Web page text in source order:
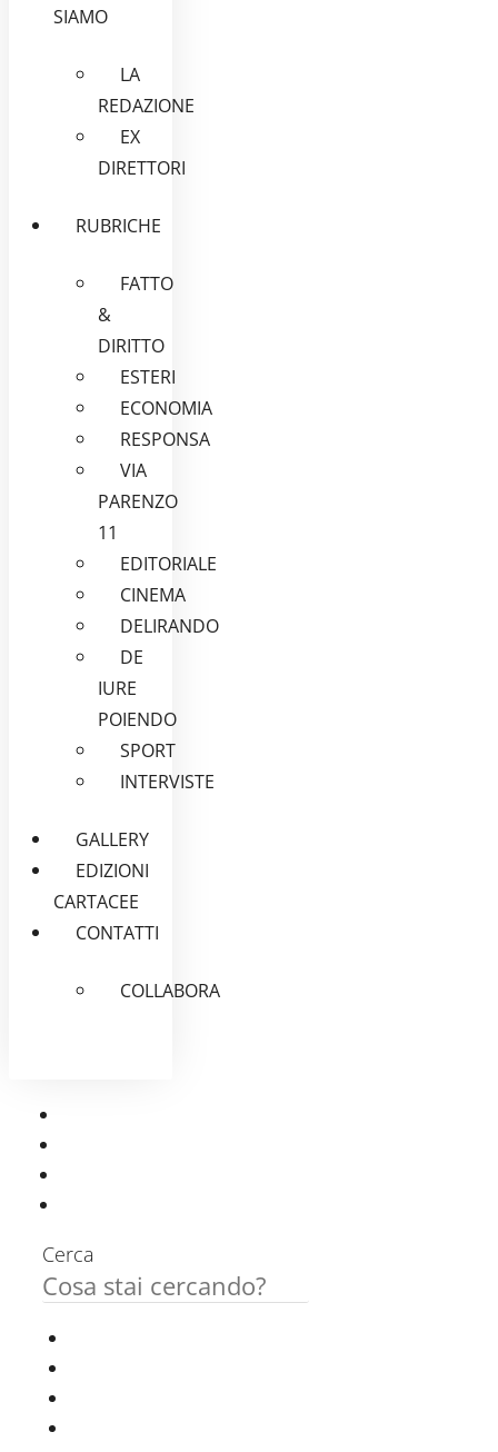
SIAMO
LA
REDAZIONE
EX
DIRETTORI
RUBRICHE
FATTO
&
DIRITTO
ESTERI
ECONOMIA
RESPONSA
VIA
PARENZO
11
EDITORIALE
CINEMA
DELIRANDO
DE
IURE
POIENDO
SPORT
INTERVISTE
GALLERY
EDIZIONI
CARTACEE
CONTATTI
COLLABORA
Cerca